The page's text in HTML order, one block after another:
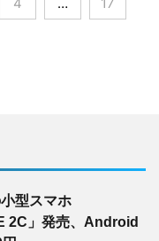
型スマホ
2C」発売、Android